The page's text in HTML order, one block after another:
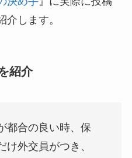
介します。
紹介
都合の良い時、保
け外交員がつき、